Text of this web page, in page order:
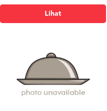
Lihat